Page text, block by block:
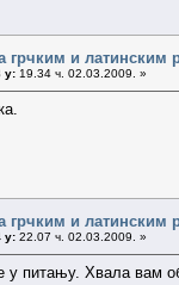
грчким и латинским
у: 19.34 ч. 02.03.2009. »
грчким и латинским
у: 22.07 ч. 02.03.2009. »
у питању. Хвала вам